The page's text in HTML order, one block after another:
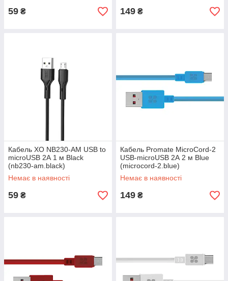
59 ₴ 149 ₴
Кабель XO NB230-AM USB to
microUSB 2А 1 м Black
(nb230-am.black)
Немає в наявності
59 ₴
Кабель Promate MicroCord-2
USB-microUSB 2А 2 м Blue
(microcord-2.blue)
Немає в наявності
149 ₴